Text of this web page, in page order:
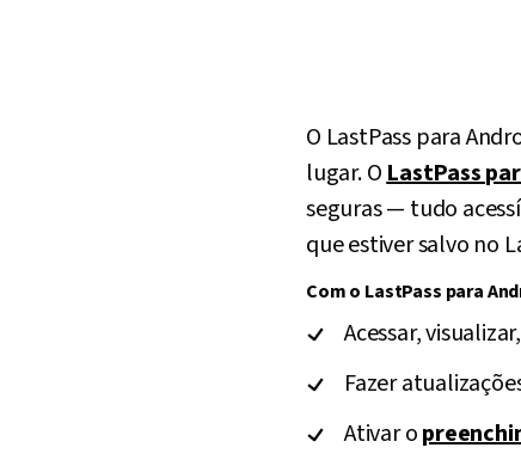
O LastPass para
lugar. OLastPass
seguras — tudo
que estiver salvo no
Com o LastPass para
Acessar,
Fazer
Ativar o